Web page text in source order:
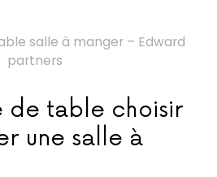
salle à manger – Edward
partners
de table choisir
une salle à